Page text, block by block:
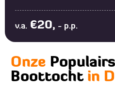
v.a. €20, - p.p.
Onze
Boottocht in